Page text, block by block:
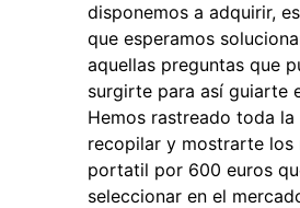
disponemos a adquirir,
que esperamos
aquellas preguntas que
surgirte para así guiarte
Hemos rastreado toda la
recopilar y mostrarte los
portatil por 600 euros
seleccionar en el